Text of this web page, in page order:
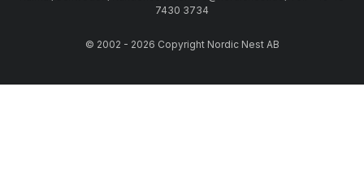
7430 3734
© 2002 - 2026 Copyright Nordic Nest AB